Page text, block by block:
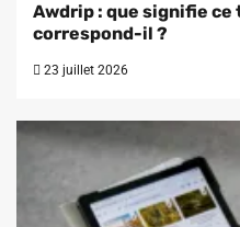
Awdrip : que signifie ce
correspond-il ?
23 juillet 2026